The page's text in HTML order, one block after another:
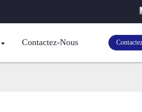
Contactez-Nous